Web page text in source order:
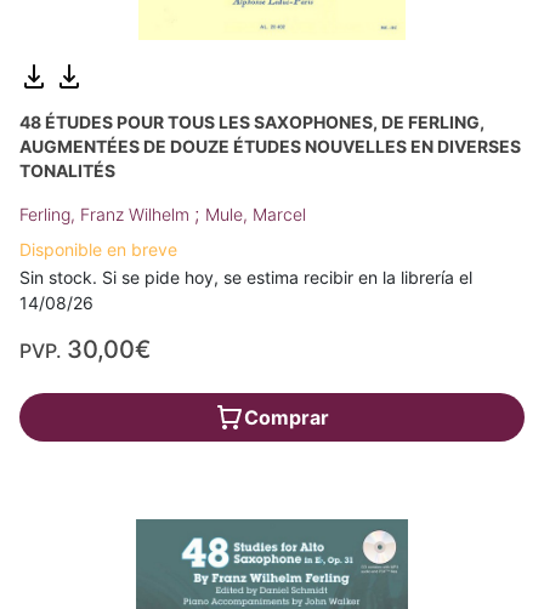
48 ÉTUDES POUR TOUS LES SAXOPHONES, DE FERLING,
AUGMENTÉES DE DOUZE ÉTUDES NOUVELLES EN DIVERSES
TONALITÉS
Ferling, Franz Wilhelm ; Mule, Marcel
Disponible en breve
Sin stock. Si se pide hoy, se estima recibir en la librería el
14/08/26
PVP. 30,00€
Comprar